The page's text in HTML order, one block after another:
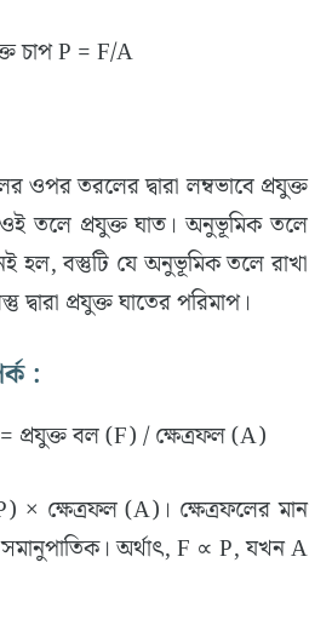
চাপ P = F/A
তরলের দ্বারা লম্বভাবে প্রযুক্ত
তলে প্রযুক্ত ঘাত। অনুভূমিক তলে
হল, বস্তুটি যে অনুভূমিক তলে রাখা
প্রযুক্ত ঘাতের পরিমাপ।
:
প্রযুক্ত বল (F) / ক্ষেত্রফল (A)
× ক্ষেত্রফল (A)। ক্ষেত্রফলের মান
অর্থাৎ, F ∝ P, যখন A